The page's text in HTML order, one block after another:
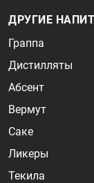
ДРУГИЕ
Граппа
Дистилляты
Абсент
Вермут
Саке
Ликеры
Текила